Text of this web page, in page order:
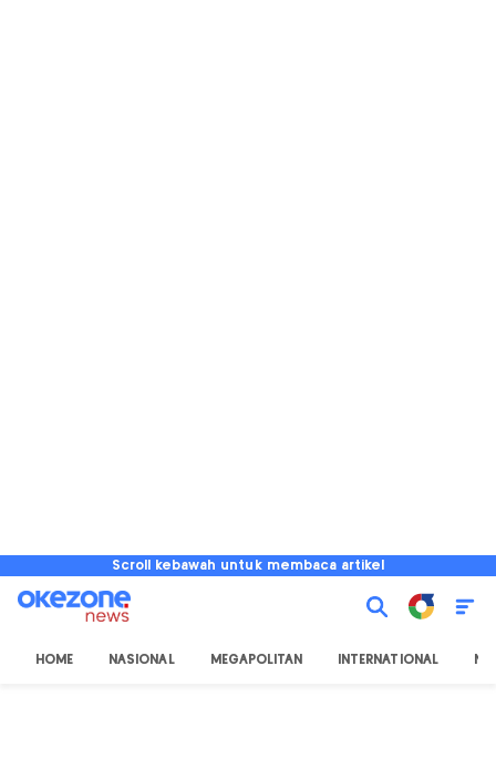
Scroll kebawah untuk membaca artikel
HOME NASIONAL MEGAPOLITAN INTERNATIONAL